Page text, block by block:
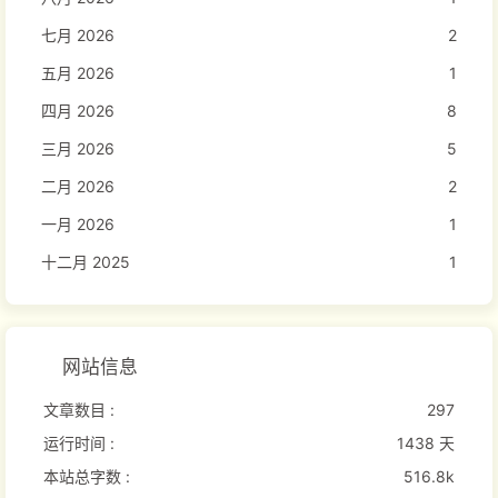
七月 2026
2
五月 2026
1
四月 2026
8
三月 2026
5
二月 2026
2
一月 2026
1
十二月 2025
1
网站信息
文章数目 :
297
运行时间 :
1438 天
本站总字数 :
516.8k